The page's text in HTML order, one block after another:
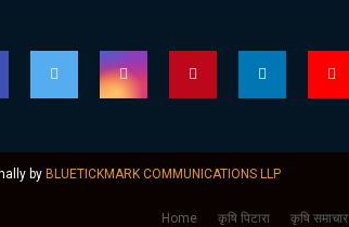
by BLUETICKMARK COMMUNICATIONS LLP
Home कृषि पिटारा कृषि समाचार